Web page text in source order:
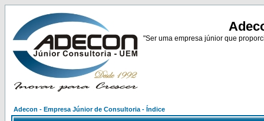
"Ser uma empresa júnior que
Adecon - Empresa Júnior de Consultoria - Índice